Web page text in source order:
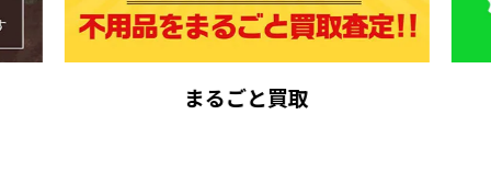
まるごと買取